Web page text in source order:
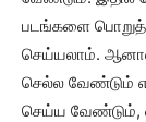
படங்களை
செய்யலாம்.
செல்ல வேண்டும்
செய்ய வேண்டும்,